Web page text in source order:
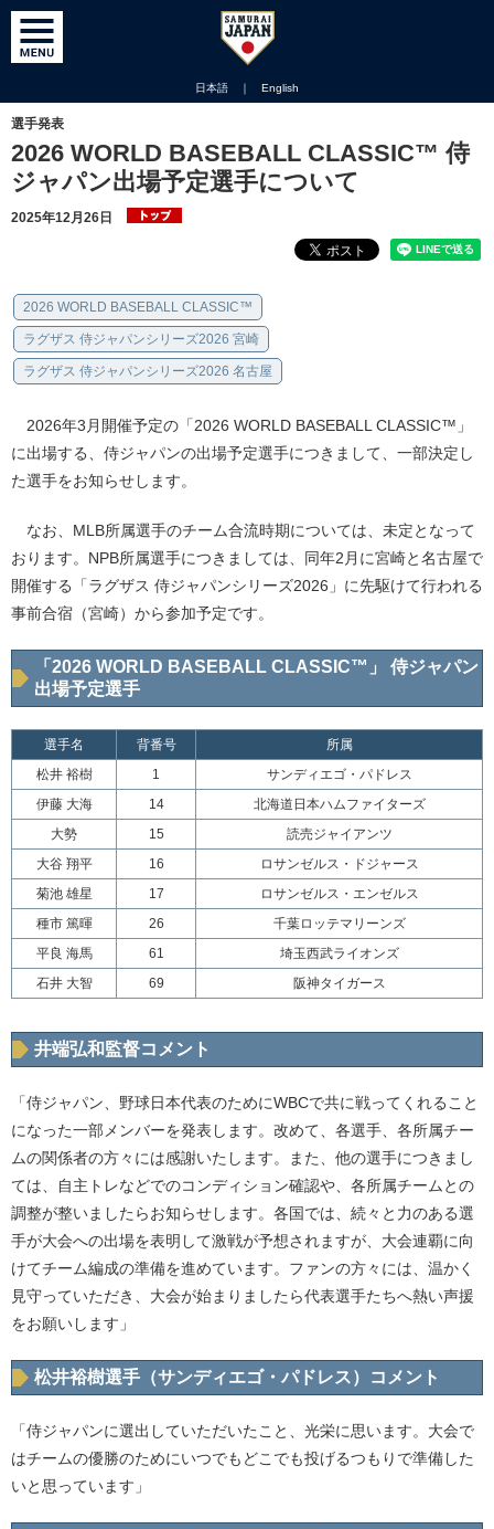
日本語 ｜ English
選手発表
2026 WORLD BASEBALL CLASSIC™ 侍
ジャパン出場予定選手について
2025年12月26日
2026 WORLD BASEBALL CLASSIC™
ラグザス 侍ジャパンシリーズ2026 宮崎
ラグザス 侍ジャパンシリーズ2026 名古屋
2026年3月開催予定の「2026 WORLD BASEBALL CLASSIC™」
に出場する、侍ジャパンの出場予定選手につきまして、一部決定し
た選手をお知らせします。
なお、MLB所属選手のチーム合流時期については、未定となって
おります。NPB所属選手につきましては、同年2月に宮崎と名古屋で
開催する「ラグザス 侍ジャパンシリーズ2026」に先駆けて行われる
事前合宿（宮崎）から参加予定です。
「2026 WORLD BASEBALL CLASSIC™」 侍ジャパン
出場予定選手
選手名 背番号
所属
松井 裕樹
1
サンディエゴ・パドレス
伊藤 大海
14
北海道日本ハムファイターズ
大勢
15
読売ジャイアンツ
大谷 翔平
16
ロサンゼルス・ドジャース
菊池 雄星
17
ロサンゼルス・エンゼルス
種市 篤暉
26
千葉ロッテマリーンズ
平良 海馬
61
埼玉西武ライオンズ
石井 大智
69 阪神タイガース
井端弘和監督コメント
「侍ジャパン、野球日本代表のためにWBCで共に戦ってくれること
になった一部メンバーを発表します。改めて、各選手、各所属チー
ムの関係者の方々には感謝いたします。また、他の選手につきまし
ては、自主トレなどでのコンディション確認や、各所属チームとの
調整が整いましたらお知らせします。各国では、続々と力のある選
手が大会への出場を表明して激戦が予想されますが、大会連覇に向
けてチーム編成の準備を進めています。ファンの方々には、温かく
見守っていただき、大会が始まりましたら代表選手たちへ熱い声援
をお願いします」
松井裕樹選手（サンディエゴ・パドレス）コメント
「侍ジャパンに選出していただいたこと、光栄に思います。大会で
はチームの優勝のためにいつでもどこでも投げるつもりで準備した
いと思っています」